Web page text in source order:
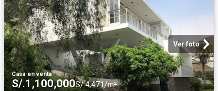
Ver foto
Casa·en venta
S/.1,100,000S/.4,471/m²